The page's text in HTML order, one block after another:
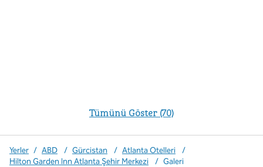
Tümünü Göster (70)
Yerler / ABD / Gürcistan / Atlanta Otelleri
/
Hilton Garden Inn Atlanta Şehir Merkezi
/ Galeri